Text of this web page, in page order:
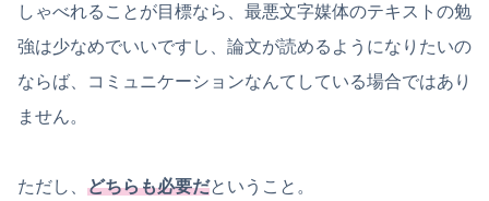
しゃべれることが目標なら、最悪文字媒体のテキストの勉
強は少なめでいいですし、論文が読めるようになりたいの
ならば、コミュニケーションなんてしている場合ではあり
ません。
ただし、 どちらも必要だということ。